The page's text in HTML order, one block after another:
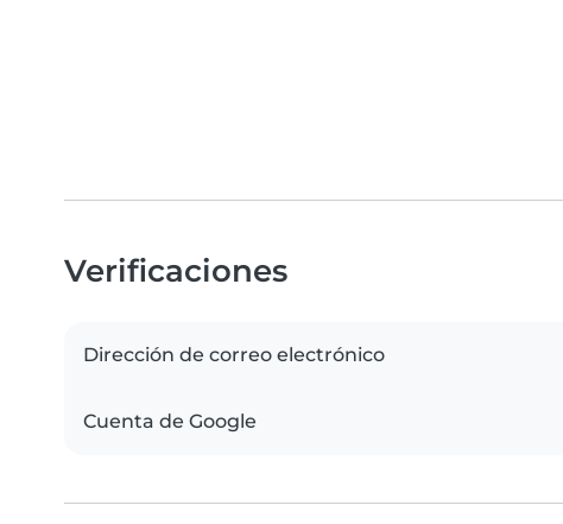
Verificaciones
Dirección de correo electrónico
Cuenta de Google